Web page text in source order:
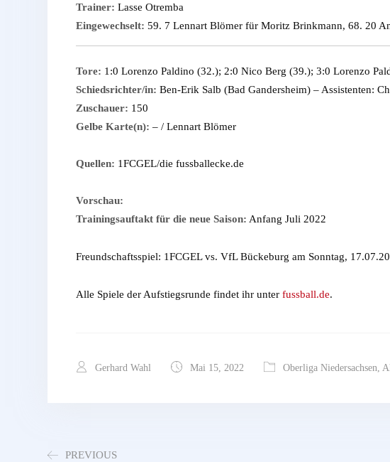
Trainer: Lasse Otremba
Eingewechselt: 59. 7 Lennart Blömer für Moritz Brinkmann, 68. 20
Tore: 1:0 Lorenzo Paldino (32.); 2:0 Nico Berg (39.); 3:0 Lorenzo
Schiedsrichter/in: Ben-Erik Salb (Bad Gandersheim) – Assistenten:
Zuschauer: 150
Gelbe Karte(n): – / Lennart Blömer
Quellen: 1FCGEL/die fussballecke.de
Vorschau:
Trainingsauftakt für die neue Saison: Anfang Juli 2022
Freundschaftsspiel: 1FCGEL vs. VfL Bückeburg am Sonntag,
Alle Spiele der Aufstiegsrunde findet ihr unter fussball.de.
Gerhard Wahl Mai 15, 2022 Oberliga Niedersachsen,
PREVIOUS